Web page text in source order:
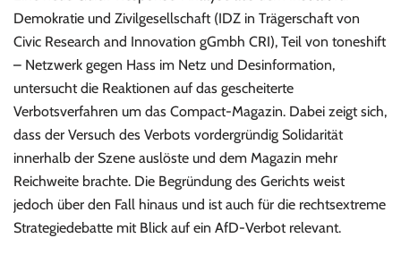
Demokratie und Zivilgesellschaft (IDZ in Trägerschaft von
Civic Research and Innovation gGmbh CRI), Teil von toneshift
– Netzwerk gegen Hass im Netz und Desinformation,
untersucht die Reaktionen auf das gescheiterte
Verbotsverfahren um das Compact-Magazin. Dabei zeigt sich,
dass der Versuch des Verbots vordergründig Solidarität
innerhalb der Szene auslöste und dem Magazin mehr
Reichweite brachte. Die Begründung des Gerichts weist
jedoch über den Fall hinaus und ist auch für die rechtsextreme
Strategiedebatte mit Blick auf ein AfD-Verbot relevant.